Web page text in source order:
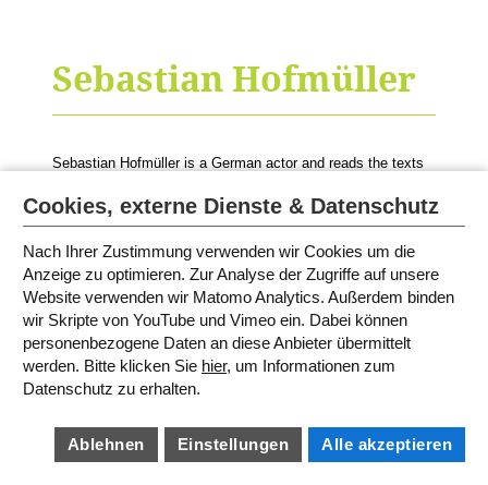
Sebastian Hofmüller
Sebastian Hofmüller is a German actor and reads the texts
© Photo: Christoph Ramm / Sehnerv
SITEMAP
IMPRINT
TERMS AND CONDITIONS
BARRIEREFREIHEIT
COOKIE SETTINGS
Cookies, externe Dienste & Datenschutz
Nach Ihrer Zustimmung verwenden wir Cookies um die
Anzeige zu optimieren. Zur Analyse der Zugriffe auf unsere
Website verwenden wir Matomo Analytics. Außerdem binden
wir Skripte von YouTube und Vimeo ein. Dabei können
personenbezogene Daten an diese Anbieter übermittelt
werden. Bitte klicken Sie hier, um Informationen zum
Datenschutz zu erhalten.
Ablehnen Einstellungen Alle akzeptieren